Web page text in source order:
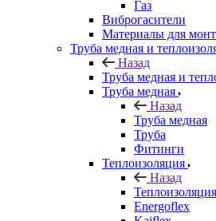
Газ
Виброгасители
Материалы для
Труба медная и
Назад
Труба медная и
Труба медная
Назад
Труба медная
Труба
Фитинги
Теплоизоляция
Назад
Теплоизоляция
Energoflex